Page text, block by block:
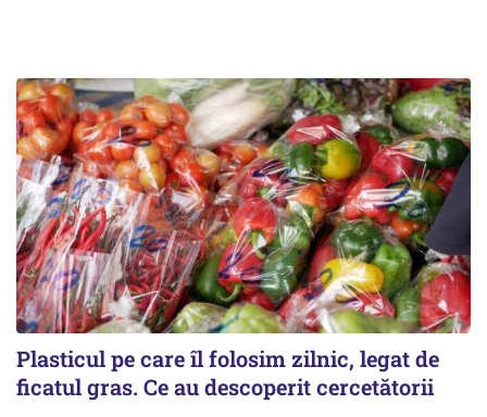
Plasticul pe care îl folosim zilnic, legat de
ficatul gras. Ce au descoperit cercetătorii